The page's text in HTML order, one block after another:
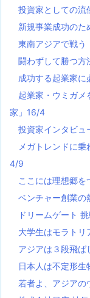
投資家としての
新規事業成功のた
東南アジアで戦う
闘わずして勝つ方
成功する起業家
起業家・ウミガメ
家」16/4
投資家インタビュ
メガトレンドに
4/9
ここには理想郷
ベンチャー創業
ドリームゲート
大学生はモラトリ
アジアは３段飛ば
日本人は不定形
若者よ、アジア